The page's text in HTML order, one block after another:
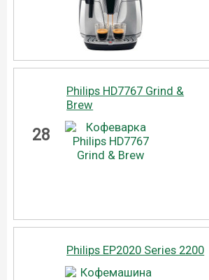
28
Philips HD7767 Grind &
Brew
Philips EP2020 Series 2200